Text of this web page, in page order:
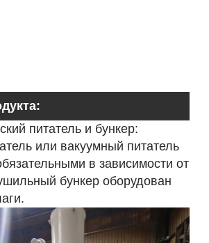
питатель и бункер:
или вакуумный питатель
в зависимости от
бункер оборудован